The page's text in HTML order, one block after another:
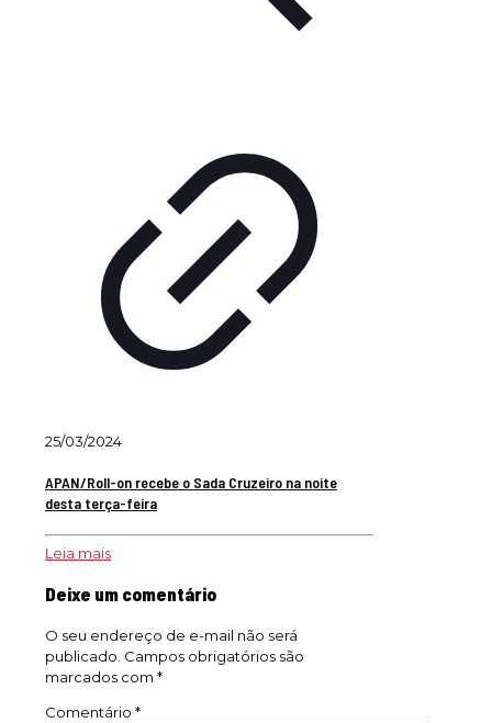
25/03/2024
APAN/Roll-on recebe o Sada Cruzeiro na noite
desta terça-feira
Leia mais
Deixe um comentário
O seu endereço de e-mail não será
publicado. Campos obrigatórios são
marcados com *
Comentário *